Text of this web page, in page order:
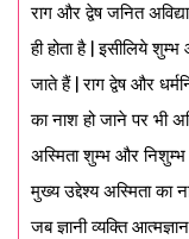
राग और द्वेष जनित
ही होता है | इसीलिये
जाते हैं | राग द्वेष और
का नाश हो जाने पर भी
अस्मिता शुम्भ और
मुख्य उद्देश्य अस्मिता का
जब ज्ञानी व्यक्ति